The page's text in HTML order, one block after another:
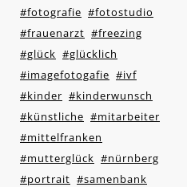
#fotografie #fotostudio
#frauenarzt #freezing
#glück #glücklich
#imagefotogafie #ivf
#kinder #kinderwunsch
#künstliche #mitarbeiter
#mittelfranken
#mutterglück #nürnberg
#portrait #samenbank